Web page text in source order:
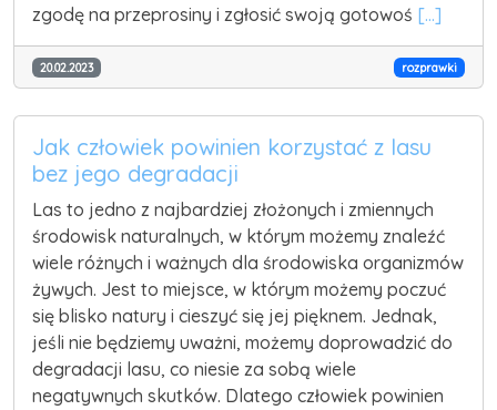
zgodę na przeprosiny i zgłosić swoją gotowoś [...]
20.02.2023 rozprawki
Jak człowiek powinien korzystać z lasu
bez jego degradacji
Las to jedno z najbardziej złożonych i zmiennych
środowisk naturalnych, w którym możemy znaleźć
wiele różnych i ważnych dla środowiska organizmów
żywych. Jest to miejsce, w którym możemy poczuć
się blisko natury i cieszyć się jej pięknem. Jednak,
jeśli nie będziemy uważni, możemy doprowadzić do
degradacji lasu, co niesie za sobą wiele
negatywnych skutków. Dlatego człowiek powinien